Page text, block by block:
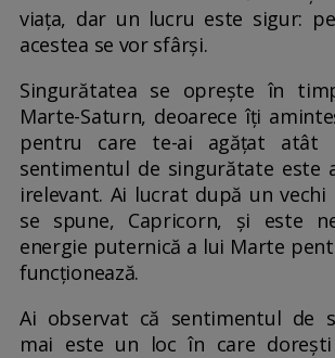
viața, dar un lucru este sigur:
acestea se vor sfârși.
Singurătatea se oprește în
Marte-Saturn, deoarece îți
pentru care te-ai agățat atât
sentimentul de singurătate este
irelevant. Ai lucrat după un
se spune, Capricorn, și este
energie puternică a lui Marte
funcționează.
Ai observat că sentimentul de
mai este un loc în care